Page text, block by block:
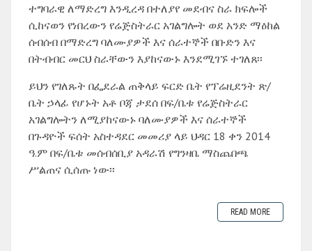
ተግባራዊ ለማድረግ እንዲረዳ በተለያየ መደብና ስራ ክፍሎች
ሲከናወን የነበረውን የሬጅስትራር አገልግሎት ወደ አንድ ማዕከል
ሰብሰብ በማድረግ ባለሙያዎች እና ሰራተኞች በቡድን እና
በትብብር መርህ ስራቸውን እያከናውኑ እንደሚገኙ ተገለጸ፡፡
ይህን የገለጹት በፌደራል ጠቅላይ ፍርድ ቤት የፕሬዚደንት ጽ/
ቤት ኃላፊ የሆኑት አቶ ቦጃ ታደሰ በፍ/ቤቱ የሬጅስትራር
አገልግሎትን ለሚያከናውኑ ባለሙያዎች እና ሰራተኞች
በጉዳዮች ፍሰት አስተዳደር መመሪያ ላይ ህዳር 18 ቀን 2014
ዓ.ም በፍ/ቤቱ መሰብሰቢያ አዳራሽ የግንዛቤ ማስጨበጫ
ሥልጠና ሲሰጡ ነው፡፡
READ MORE